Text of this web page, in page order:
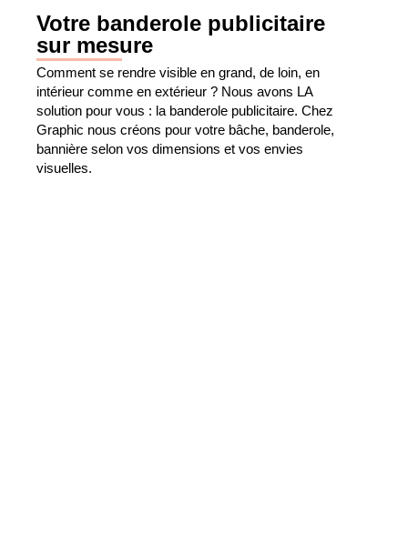
Votre banderole publicitaire
sur mesure
Comment se rendre visible en grand, de loin, en
intérieur comme en extérieur ? Nous avons LA
solution pour vous : la banderole publicitaire. Chez
Graphic nous créons pour votre bâche, banderole,
bannière selon vos dimensions et vos envies
visuelles.